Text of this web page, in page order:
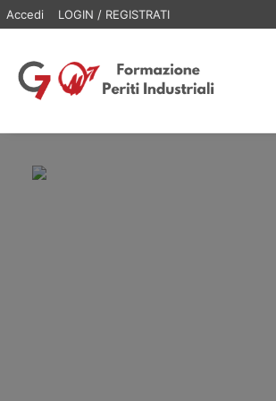
Accedi LOGIN / REGISTRATI